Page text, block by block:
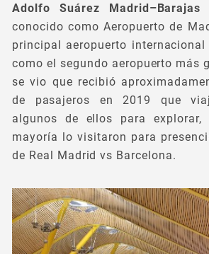
Adolfo Suárez Madrid–Barajas
conocido como Aeropuerto de
principal aeropuerto
como el segundo aeropuerto más
se vio que recibió
de pasajeros en 2019 que
algunos de ellos para explorar,
mayoría lo visitaron para
de Real Madrid vs Barcelona.